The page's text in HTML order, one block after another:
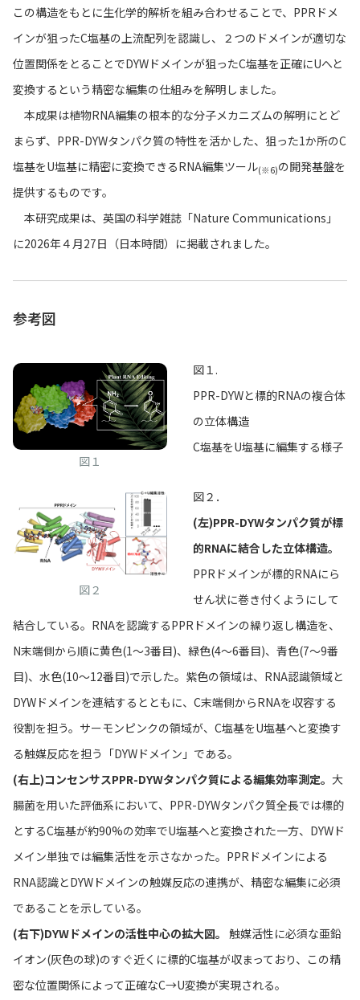
この構造をもとに生化学的解析を組み合わせることで、PPRドメ
インが狙ったC塩基の上流配列を認識し、２つのドメインが適切な
位置関係をとることでDYWドメインが狙ったC塩基を正確にUへと
変換するという精密な編集の仕組みを解明しました。
本成果は植物RNA編集の根本的な分子メカニズムの解明にとど
まらず、PPR-DYWタンパク質の特性を活かした、狙った1か所のC
塩基をU塩基に精密に変換できるRNA編集ツール(※6)の開発基盤を
提供するものです。
本研究成果は、英国の科学雑誌「Nature Communications」
に2026年４月27日（日本時間）に掲載されました。
参考図
図１
図１.
PPR-DYWと標的RNAの複合体
の立体構造
C塩基をU塩基に編集する様子
図２
図２．
(左)PPR-DYWタンパク質が標
的RNAに結合した立体構造。
PPRドメインが標的RNAにら
せん状に巻き付くようにして
結合している。RNAを認識するPPRドメインの繰り返し構造を、
N末端側から順に黄色(1〜3番目)、緑色(4〜6番目)、青色(7〜9番
目)、水色(10〜12番目)で示した。紫色の領域は、RNA認識領域と
DYWドメインを連結するとともに、C末端側からRNAを収容する
役割を担う。サーモンピンクの領域が、C塩基をU塩基へと変換す
る触媒反応を担う「DYWドメイン」である。
(右上)コンセンサスPPR-DYWタンパク質による編集効率測定。 大
腸菌を用いた評価系において、PPR-DYWタンパク質全長では標的
とするC塩基が約90%の効率でU塩基へと変換された一方、DYWド
メイン単独では編集活性を示さなかった。PPRドメインによる
RNA認識とDYWドメインの触媒反応の連携が、精密な編集に必須
であることを示している。
(右下)DYWドメインの活性中心の拡大図。 触媒活性に必須な亜鉛
イオン(灰色の球)のすぐ近くに標的C塩基が収まっており、この精
密な位置関係によって正確なC→U変換が実現される。